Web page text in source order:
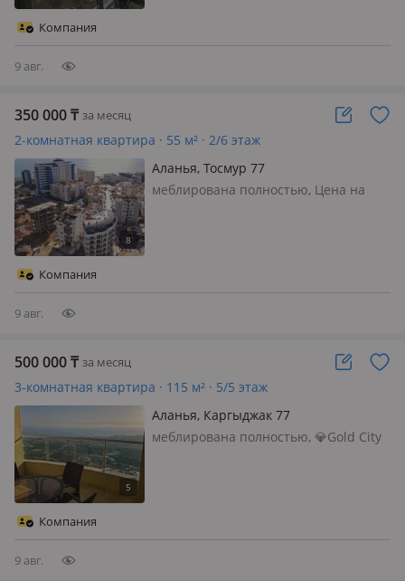
Компания
9 авг.
350 000₸ за месяц
2-комнатная квартира · 55 м² · 2/6 этаж
Аланья, Тосмур 77
меблирована полностью, Цена на
Компания
9 авг.
500 000₸ за месяц
3-комнатная квартира · 115 м² · 5/5 этаж
Аланья, Каргыджак 77
меблирована полностью, 💎Gold City
Компания
9 авг.